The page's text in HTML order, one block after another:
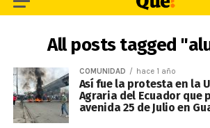
All posts tagged
COMUNIDAD hace 1 año
Así fue la protesta en la
Agraria del Ecuador que
avenida 25 de Julio en